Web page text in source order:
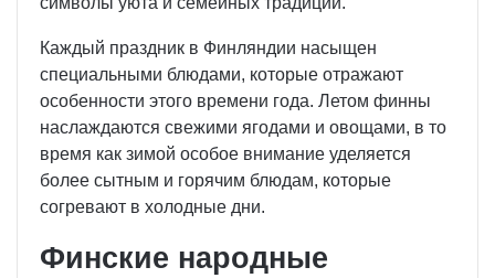
Каждый праздник в Финляндии насыщен
специальными блюдами, которые отражают
особенности этого времени года. Летом финны
наслаждаются свежими ягодами и овощами, в то
время как зимой особое внимание уделяется
более сытным и горячим блюдам, которые
согревают в холодные дни.
Финские народные